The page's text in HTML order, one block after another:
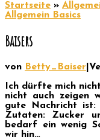
Startseite »
Allgemein Basics
Baisers
von Betty_Baiser
Ich dürfte mich
nicht auch zeigen
gute Nachricht
Zutaten: Zucker
bedarf ein wenig
wir hin…